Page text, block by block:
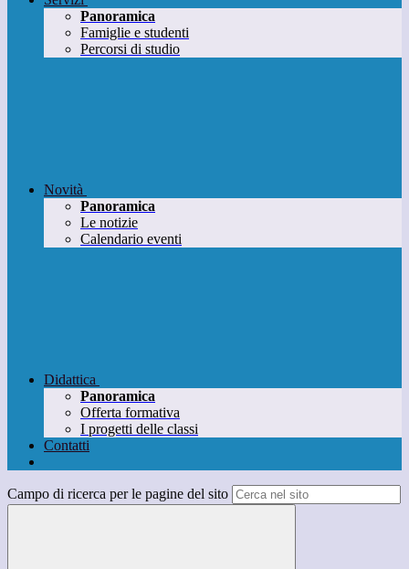
Panoramica
Famiglie e studenti
Percorsi di studio
Novità
Panoramica
Le notizie
Calendario eventi
Didattica
Panoramica
Offerta formativa
I progetti delle classi
Contatti
Campo di ricerca per le pagine del sito